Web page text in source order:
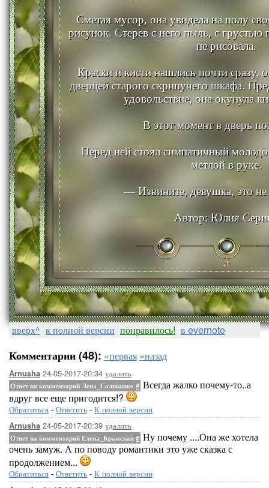
Сметая мусор, она увидела на полу
рисунок. Стерев с него пыль, с грустью
не рисовала.
Краски и кисти нашлись почти сразу,
дверцей старого скрипучего шкафа.
удовольствие, она окунула
В этот момент в дверь
Перед ней стоял симпатичный
метлой в руке.
— Извините, девушка, это не
Автор: Юлия
вверх^ к полной версии понравилось! в evernote
Комментарии (48): «первая «назад
Arnusha 24-05-2017-20:34 удалить
Ответ на комментарий Лена_Солнышко # Всегда жалко почему-то..а
вдруг все еще пригодится!?
Обратиться - Ответить - К полной версии
Arnusha 24-05-2017-20:39 удалить
Ответ на комментарий Елена_Крамская # Ну почему ....Она же хотела
очень замуж. А по поводу романтики это уже сказка с
продолжением...
Обратиться - Ответить - К полной версии